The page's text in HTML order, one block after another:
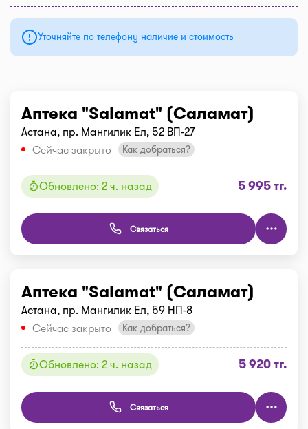
Уточняйте по телефону наличие и стоимость
Аптека "Salamat" (Саламат)
Астана, пр. Мангилик Ел, 52 ВП-27
Сейчас закрыто
Как добраться?
Обновлено: 2 ч. назад 5 995 тг.
Связаться
Аптека "Salamat" (Саламат)
Астана, пр. Мангилик Ел, 59 НП-8
Сейчас закрыто
Как добраться?
Обновлено: 2 ч. назад 5 920 тг.
Связаться